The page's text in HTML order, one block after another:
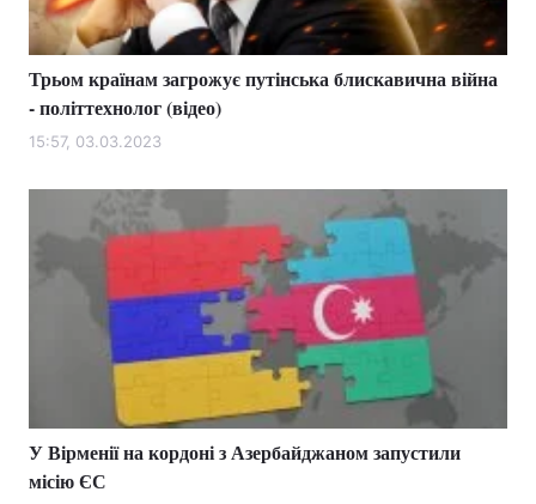
Трьом країнам загрожує путінська блискавична війна
- політтехнолог (відео)
15:57, 03.03.2023
У Вірменії на кордоні з Азербайджаном запустили
місію ЄС